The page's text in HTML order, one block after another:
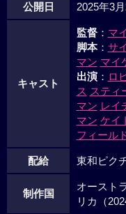
公開日 2025年3
キャスト
監督： マ
脚本： サ
マン マイ
出演： ロ
ス スティ
マン レイ
マン ケイ
フィール
配給 東和ピク
制作国
オースト
リカ（